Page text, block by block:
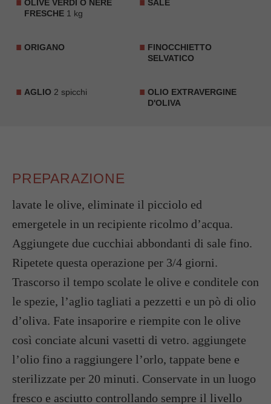
OLIVE VERDI O NERE
FRESCHE 1 kg
SALE
ORIGANO
FINOCCHIETTO
SELVATICO
AGLIO 2 spicchi
OLIO EXTRAVERGINE
D'OLIVA
PREPARAZIONE
lavate le olive, eliminate il picciolo ed
emergetele in un recipiente ricolmo d’acqua.
Aggiungete due cucchiai abbondanti di sale fino.
Ripetete questa operazione per 3/4 giorni.
Trascorso il tempo scolate le olive e conditele con
le spezie, l’aglio tagliati a pezzetti e un pò di olio
d’oliva. Fate insaporire e riempite con le olive
così conciate alcuni vasetti di vetro. aggiungete
l’olio fino a raggiungere l’orlo, tappate bene e
sterilizzate per 20 minuti. Conservate in un luogo
fresco e asciutto controllando sempre il livello